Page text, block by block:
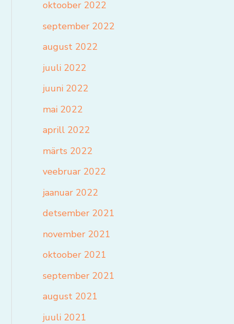
oktoober 2022
september 2022
august 2022
juuli 2022
juuni 2022
mai 2022
aprill 2022
märts 2022
veebruar 2022
jaanuar 2022
detsember 2021
november 2021
oktoober 2021
september 2021
august 2021
juuli 2021